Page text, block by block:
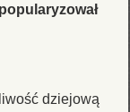
dziejową